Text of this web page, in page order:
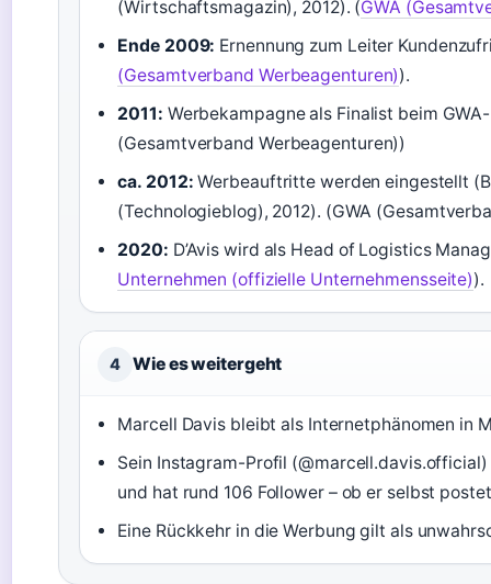
(Wirtschaftsmagazin), 2012). (GWA
Ende 2009: Ernennung zum Leiter
(Gesamtverband Werbeagenturen)).
2011: Werbekampagne als Finalist beim
(Gesamtverband Werbeagenturen))
ca. 2012: Werbeauftritte werden eingestellt
(Technologieblog), 2012). (GWA
2020: D’Avis wird als Head of Logistics
Unternehmen (offizielle Unternehmensseite)).
4 Wie es weitergeht
Marcell Davis bleibt als Internetphänomen in
Sein Instagram-Profil
und hat rund 106 Follower – ob er selbst
Eine Rückkehr in die Werbung gilt als